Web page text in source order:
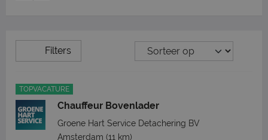
Filters
TOPVACATURE
Chauffeur Bovenlader
Groene Hart Service Detachering BV
Amsterdam (11 km)